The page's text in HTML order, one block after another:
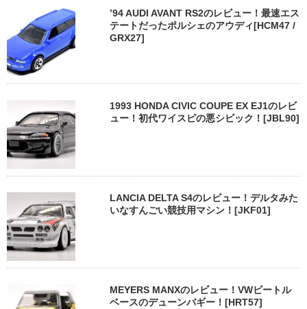
’94 AUDI AVANT RS2のレビュー！最速エス
テートだったポルシェのアウディ[HCM47 /
GRX27]
1993 HONDA CIVIC COUPE EX EJ1のレビ
ュー！初代ワイスピの悪シビック！[JBL90]
LANCIA DELTA S4のレビュー！デルタみた
いなすんごい競技用マシン！[JKF01]
MEYERS MANXのレビュー！VWビートル
ベースのデューンバギー！[HRT57]